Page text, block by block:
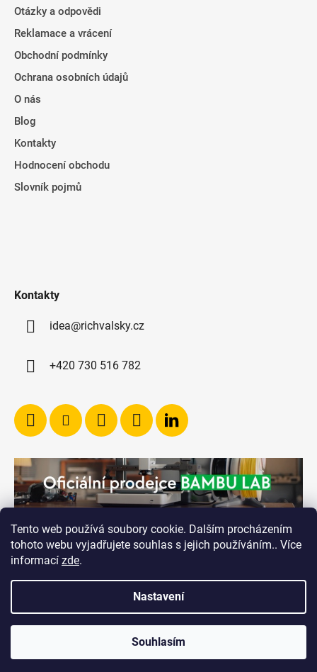
Tento web používá soubory cookie. Dalším procházením
tohoto webu vyjadřujete souhlas s jejich používáním.. Více
informací zde.
Nastavení
Souhlasím
Otázky a odpovědi
Reklamace a vrácení
Obchodní podmínky
Ochrana osobních údajů
O nás
Blog
Kontakty
Hodnocení obchodu
Slovník pojmů
Kontakty
idea@richvalsky.cz
+420 730 516 782
Vytvořil Shoptet
RICHVALSKY MANUFACTURING
Všechna práva vyhrazena.